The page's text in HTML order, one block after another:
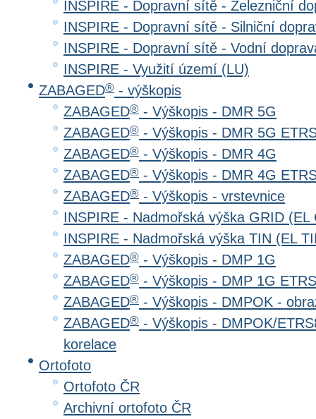
INSPIRE - Dopravní sítě - Železniční
INSPIRE - Dopravní sítě - Silniční
INSPIRE - Dopravní sítě - Vodní
INSPIRE - Využití území (LU)
ZABAGED® - výškopis
ZABAGED® - Výškopis - DMR 5G
ZABAGED® - Výškopis - DMR 5G
ZABAGED® - Výškopis - DMR 4G
ZABAGED® - Výškopis - DMR 4G
ZABAGED® - Výškopis - vrstevnice
INSPIRE - Nadmořská výška GRID (EL
INSPIRE - Nadmořská výška TIN (EL
ZABAGED® - Výškopis - DMP 1G
ZABAGED® - Výškopis - DMP 1G
ZABAGED® - Výškopis - DMPOK -
ZABAGED® - Výškopis - DMPOK/
korelace
Ortofoto
Ortofoto ČR
Archivní ortofoto ČR